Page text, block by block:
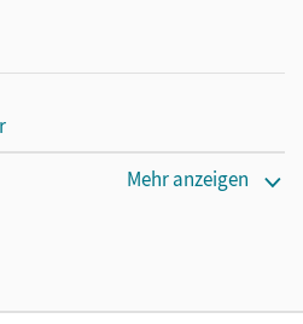
dem E-Book arbeiten.
Mehr anzeigen